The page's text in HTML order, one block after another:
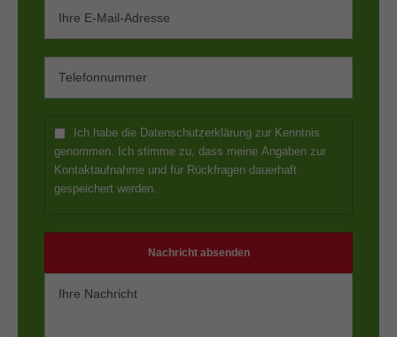
Ich habe die Datenschutzerklärung zur Kenntnis
genommen. Ich stimme zu, dass meine Angaben zur
Kontaktaufnahme und für Rückfragen dauerhaft
gespeichert werden.